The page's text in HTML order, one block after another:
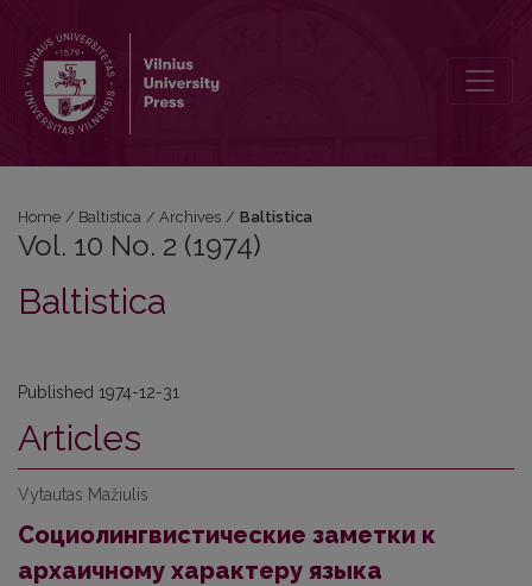
Home / Baltistica / Archives / Baltistica
Vol. 10 No. 2 (1974)
Baltistica
Published 1974-12-31
Articles
Vytautas Mažiulis
Социолингвистические заметки к
архаичному характеру языка